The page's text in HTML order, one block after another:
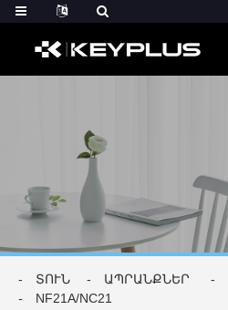
ՏՈՒՆ ԱՊՐԱՆՔՆԵՐ
NF21A/NC21